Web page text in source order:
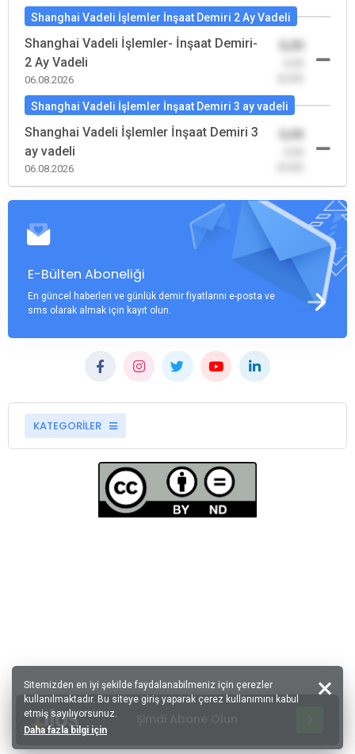
Shanghai Vadeli İşlemler İnşaat Demiri 2 Ay Vadeli
Shanghai Vadeli İşlemler- İnşaat Demiri-
2 Ay Vadeli
06.08.2026
0,00
Shanghai Vadeli İşlemler İnşaat Demiri 3 ay vadeli
Shanghai Vadeli İşlemler İnşaat Demiri 3
ay vadeli
06.08.2026
0,00
E-Bülten Aboneliği
En güncel haberleri ve günlük demir fiyatlarını e-posta ve
sms olarak almak için kayıt olun.
KATEGORİLER
Sitemizden en iyi şekilde faydalanabilmeniz için çerezler
kullanılmaktadır. Bu siteye giriş yaparak çerez kullanımını kabul
etmiş sayılıyorsunuz.
Daha fazla bilgi için